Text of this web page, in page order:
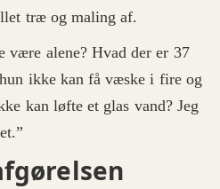
træ og maling af.
være alene? Hvad der er 37
ikke kan få væske i fire og
kan løfte et glas vand? Jeg